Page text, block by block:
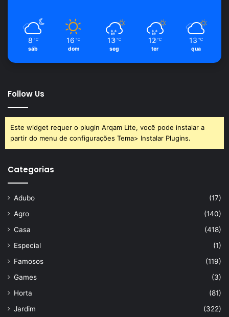
8 ℃
sáb
16 ℃
dom
13 ℃
seg
12 ℃
ter
13 ℃
qua
Follow Us
Este widget requer o plugin Arqam Lite, você pode instalar a
partir do menu de configurações Tema> Instalar Plugins.
Categorias
Adubo
(17)
Agro
(140)
Casa
(418)
Especial
(1)
Famosos
(119)
Games
(3)
Horta
(81)
Jardim
(322)